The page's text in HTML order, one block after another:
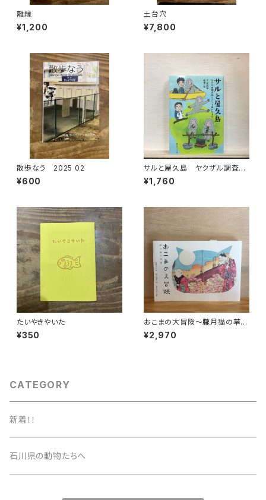
離縁
¥1,200
土台穴
¥7,800
散歩なう 2025 02
¥600
サルと屋久島 ヤクザル調査隊
とフィールドワーク
¥1,760
たいやきやいた
¥350
おこまの大冒険〜朧月猫の草
紙〜
¥2,970
CATEGORY
新着！！
石川県の動物たちへ